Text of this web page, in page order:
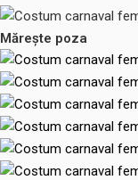
Mărește poza